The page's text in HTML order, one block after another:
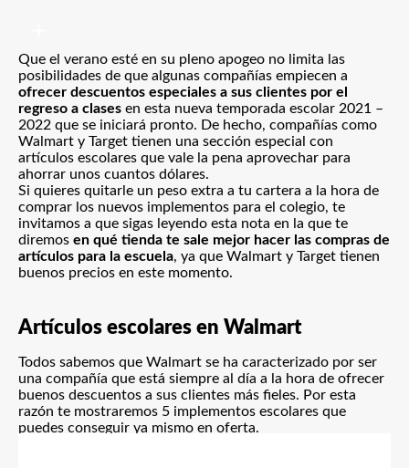
Que el verano esté en su pleno apogeo no limita las
posibilidades de que algunas compañías empiecen a
ofrecer descuentos especiales a sus clientes por el
regreso a clases en esta nueva temporada escolar 2021 –
2022 que se iniciará pronto. De hecho, compañías como
Walmart y Target tienen una sección especial con
artículos escolares que vale la pena aprovechar para
ahorrar unos cuantos dólares.
Si quieres quitarle un peso extra a tu cartera a la hora de
comprar los nuevos implementos para el colegio, te
invitamos a que sigas leyendo esta nota en la que te
diremos en qué tienda te sale mejor hacer las compras de
artículos para la escuela, ya que Walmart y Target tienen
buenos precios en este momento.
Artículos escolares en Walmart
Todos sabemos que Walmart se ha caracterizado por ser
una compañía que está siempre al día a la hora de ofrecer
buenos descuentos a sus clientes más fieles. Por esta
razón te mostraremos 5 implementos escolares que
puedes conseguir ya mismo en oferta.